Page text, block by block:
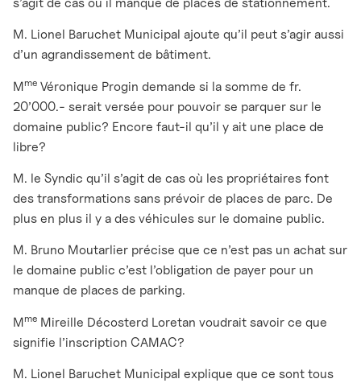
M. Lionel Baruchet Municipal ajoute qu’il peut s’agir aussi
d’un agrandissement de bâtiment.
Mme Véronique Progin demande si la somme de fr.
20’000.- serait versée pour pouvoir se parquer sur le
domaine public? Encore faut-il qu’il y ait une place de
libre?
M. le Syndic qu’il s’agit de cas où les propriétaires font
des transformations sans prévoir de places de parc. De
plus en plus il y a des véhicules sur le domaine public.
M. Bruno Moutarlier précise que ce n’est pas un achat sur
le domaine public c’est l’obligation de payer pour un
manque de places de parking.
Mme Mireille Décosterd Loretan voudrait savoir ce que
signifie l’inscription CAMAC?
M. Lionel Baruchet Municipal explique que ce sont tous